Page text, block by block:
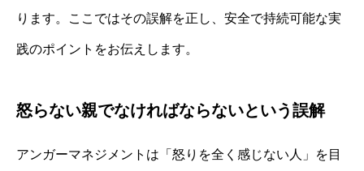
ります。ここではその誤解を正し、安全で持続可能な実
践のポイントをお伝えします。
怒らない親でなければならないという誤解
アンガーマネジメントは「怒りを全く感じない人」を目